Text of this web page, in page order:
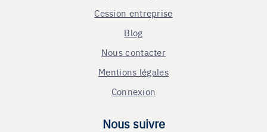
Cession entreprise
Blog
Nous contacter
Mentions légales
Connexion
Nous suivre